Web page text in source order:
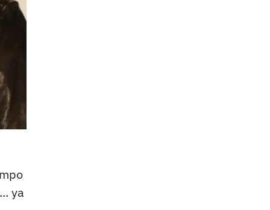
ya